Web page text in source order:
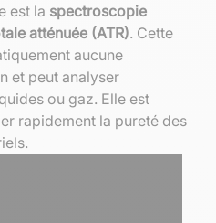
est la spectroscopie
atténuée (ATR). Cette
aucune
et peut analyser
ou gaz. Elle est
rapidement la pureté des